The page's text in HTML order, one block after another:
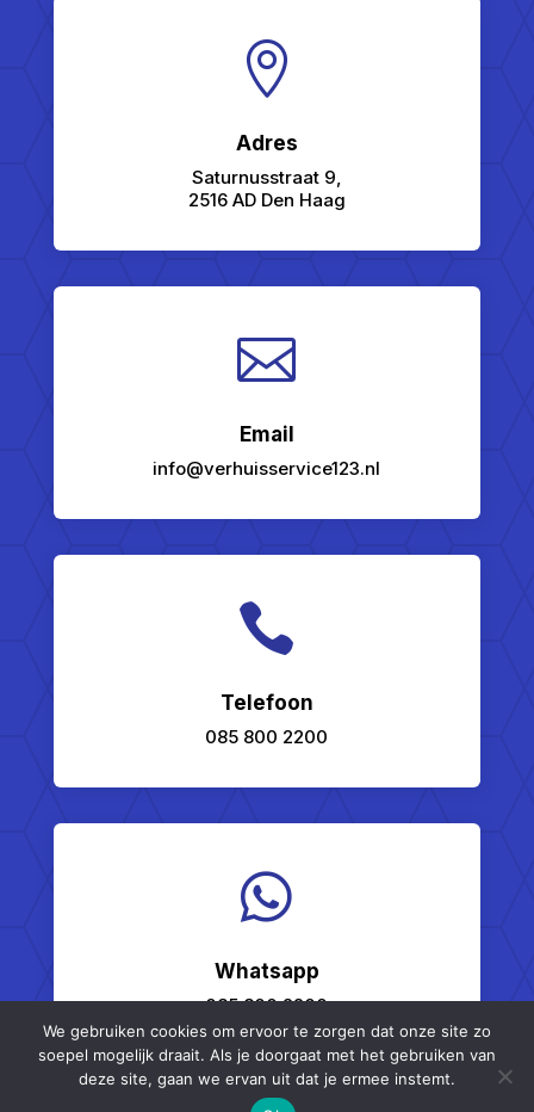

Adres
Saturnusstraat 9,
2516 AD Den Haag

Email
info@verhuisservice123.nl

Telefoon
085 800 2200

Whatsapp
085 800 2200
We gebruiken cookies om ervoor te zorgen dat onze site zo
soepel mogelijk draait. Als je doorgaat met het gebruiken van
deze site, gaan we ervan uit dat je ermee instemt.